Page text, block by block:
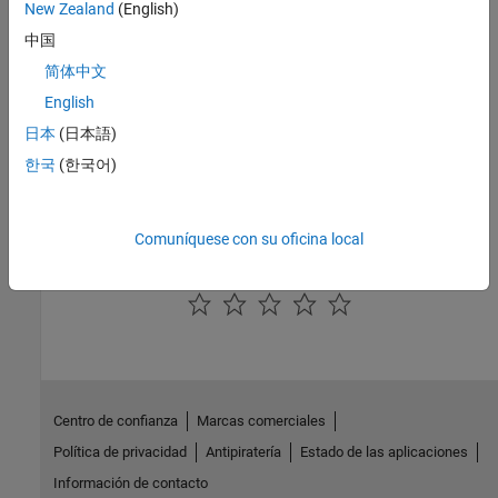
Bloques de sensores de caudal másico de gas, de caudal de
energía, de presión o de temperatura
Fuentes
Utilidades
Bloques de entornos básicos que especifican propiedades de los
gases
New Zealand (English)
中国
简体中文
English
日本 (日本語)
한국 (한국어)
Comuníquese con su oficina local
Centro de confianza
Marcas comerciales
Política de privacidad
Antipiratería
Estado de las aplicaciones
Información de contacto